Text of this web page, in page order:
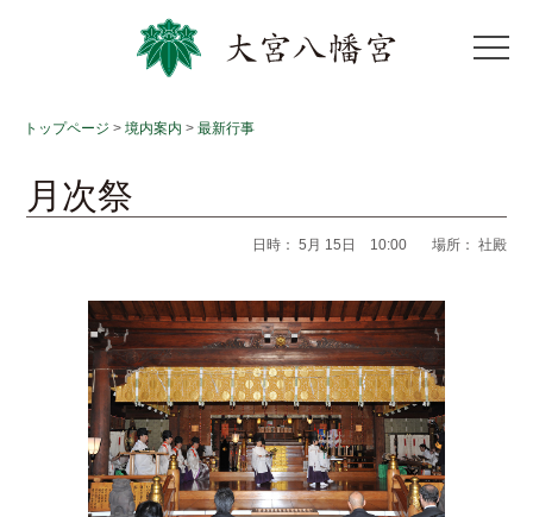
トップページ > 境内案内 > 最新行事
月次祭
日時：5月 15日 10:00場所： 社殿